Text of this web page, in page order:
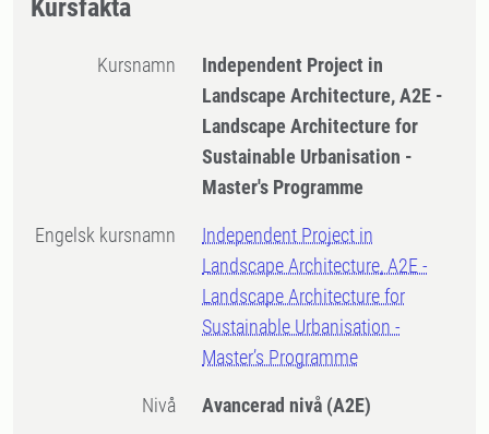
Kursfakta
Kursnamn
Independent Project in
Landscape Architecture, A2E -
Landscape Architecture for
Sustainable Urbanisation -
Master's Programme
Engelsk kursnamn
Independent Project in
Landscape Architecture, A2E -
Landscape Architecture for
Sustainable Urbanisation -
Master’s Programme
Nivå Avancerad nivå (A2E)